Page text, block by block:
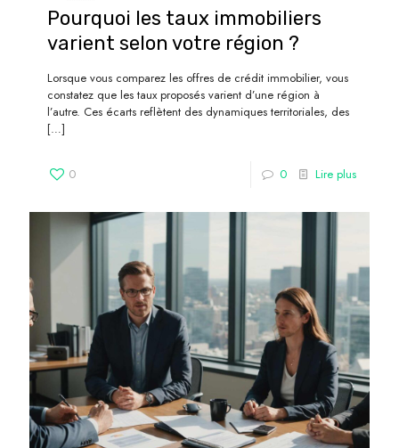
Pourquoi les taux immobiliers
varient selon votre région ?
Lorsque vous comparez les offres de crédit immobilier, vous
constatez que les taux proposés varient d’une région à
l’autre. Ces écarts reflètent des dynamiques territoriales, des
[…]
0 0 Lire plus